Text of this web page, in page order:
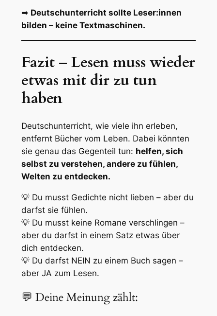
➡ Deutschunterricht sollte Leser:innen
bilden – keine Textmaschinen.
Fazit – Lesen muss wieder
etwas mit dir zu tun
haben
Deutschunterricht, wie viele ihn erleben,
entfernt Bücher vom Leben. Dabei könnten
sie genau das Gegenteil tun: helfen, sich
selbst zu verstehen, andere zu fühlen,
Welten zu entdecken.
💡 Du musst Gedichte nicht lieben – aber du
darfst sie fühlen.
💡 Du musst keine Romane verschlingen –
aber du darfst in einem Satz etwas über
dich entdecken.
💡 Du darfst NEIN zu einem Buch sagen –
aber JA zum Lesen.
💬 Deine Meinung zählt: